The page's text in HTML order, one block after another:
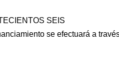
SEIS
se efectuará a